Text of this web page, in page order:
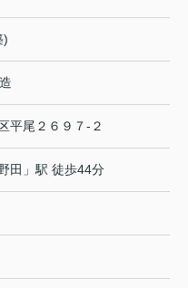
)
平尾 ２６９７-２
田 」駅 徒歩44分